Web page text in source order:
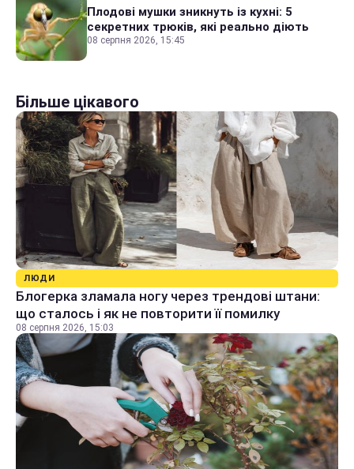
Плодові мушки зникнуть із кухні: 5
секретних трюків, які реально діють
08 серпня 2026, 15:45
Більше цікавого
ЛЮДИ
Блогерка зламала ногу через трендові штани:
що сталось і як не повторити її помилку
08 серпня 2026, 15:03